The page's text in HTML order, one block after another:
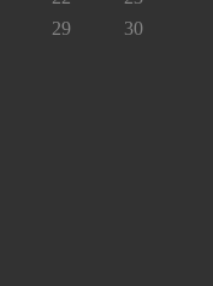
29
30